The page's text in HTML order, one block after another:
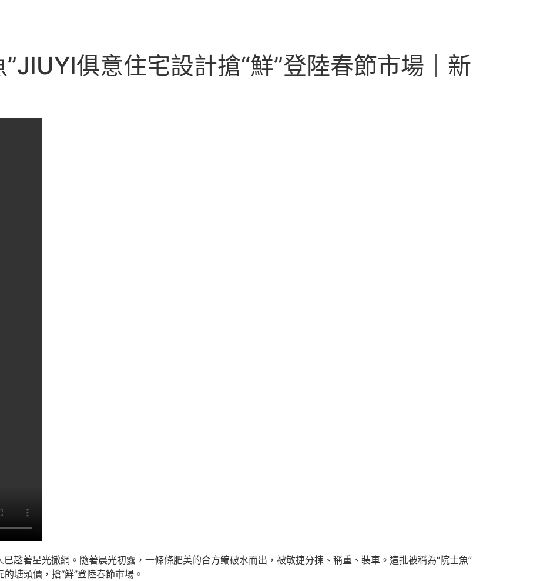
俱意住宅設計搶“鮮”登陸春節市場｜新
趁著星光撒網。隨著晨光初露，一條條肥美的合方鳊破水而出，被敏捷分揀、稱重、裝車。這批被稱為“院士魚”
塘頭價，搶“鮮”登陸春節市場。